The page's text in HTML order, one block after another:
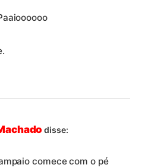
disse:
comece com o pé